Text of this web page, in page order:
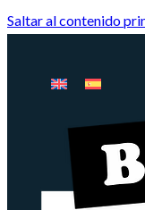
Saltar al contenido